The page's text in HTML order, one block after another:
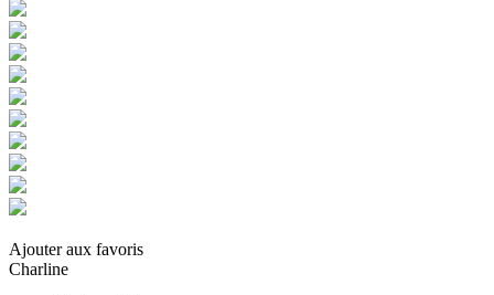
Ajouter aux favoris
Charline